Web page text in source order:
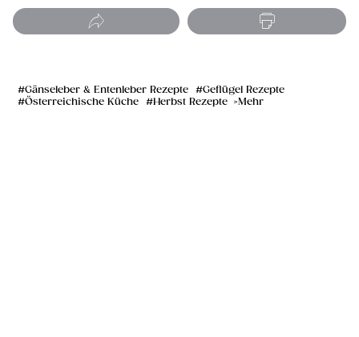
Gänseleber & Entenleber Rezepte
Geflügel Rezepte
Österreichische Küche
Herbst Rezepte Mehr